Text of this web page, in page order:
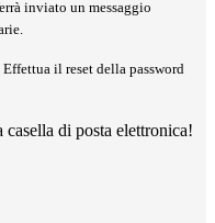
inviato un messaggio
il reset della password
di posta elettronica!